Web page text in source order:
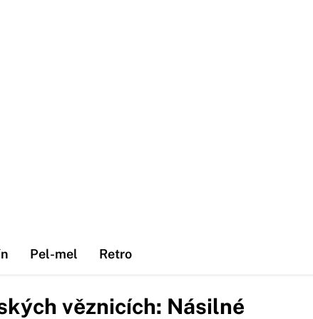
Pel-mel Retro
věznicích: Násilné